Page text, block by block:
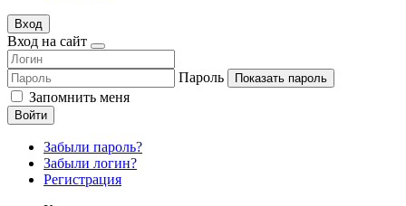
Вход
Вход на сайт
Пароль Показать пароль
Запомнить меня
Войти
Забыли пароль?
Забыли логин?
Регистрация